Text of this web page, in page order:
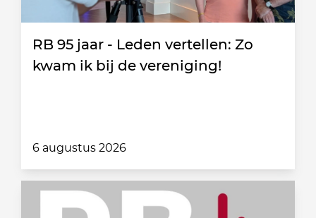
RB 95 jaar - Leden vertellen: Zo
kwam ik bij de vereniging!
6 augustus 2026